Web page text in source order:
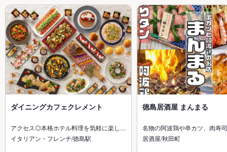
ダイニングカフェクレメント
アクセス◎本格ホテル料理を気軽に楽し…
イタリアン・フレンチ/徳島駅
徳島居酒屋 まんまる
名物の阿波鶏や串カツ、肉寿
居酒屋/秋田町